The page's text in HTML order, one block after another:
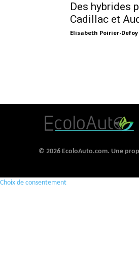
Des hybrides
Cadillac et
Elisabeth Poirier-Defoy
© 2026 EcoloAuto.com. Une
Choix de consentement